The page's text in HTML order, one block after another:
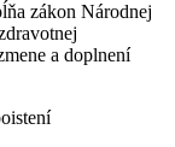
zákon Národnej
a doplnení